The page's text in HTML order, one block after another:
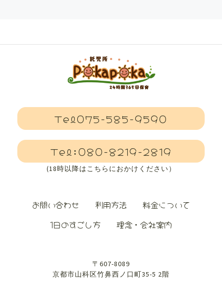
Tel075-585-9590
Tel:080-8219-2819
(18時以降はこちらにおかけください）
お問い合わせ 利用方法
料金について
1日のすごし方
理念・会社案内
〒607-8089
京都市山科区竹鼻西ノ口町35-5 2階